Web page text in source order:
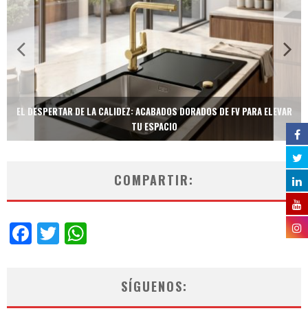
EL DESPERTAR DE LA CALIDEZ: ACABADOS DORADOS DE FV PARA ELEVAR
TU ESPACIO
COMPARTIR:
Facebook
Twitter
SÍGUENOS: